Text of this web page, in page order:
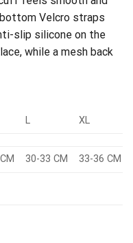
Velcro straps
slip silicone on the
while a mesh back
L XL
30-33 CM 33-36 CM